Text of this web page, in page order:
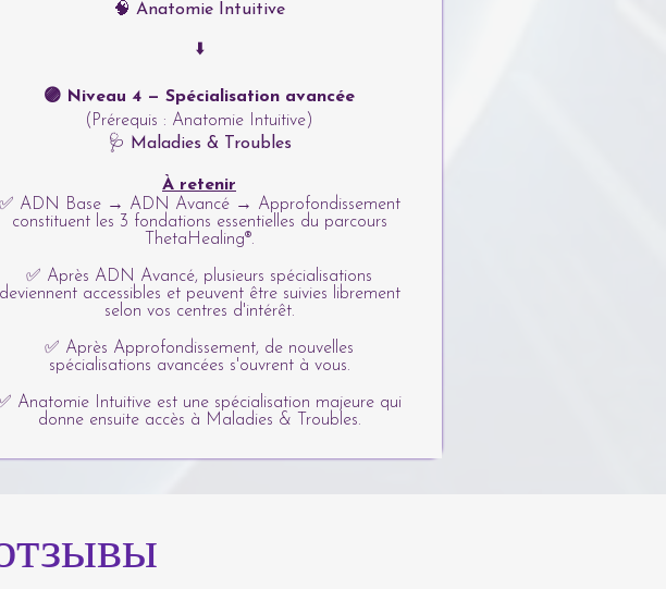
🧠 Anatomie Intuitive
⬇️
🟣 Niveau 4 — Spécialisation avancée
(Prérequis : Anatomie Intuitive)
🩺 Maladies & Troubles
À retenir
✅ ADN Base → ADN Avancé → Approfondissement
constituent les 3 fondations essentielles du parcours
ThetaHealing®.
✅ Après ADN Avancé, plusieurs spécialisations
deviennent accessibles et peuvent être suivies librement
selon vos centres d'intérêt.
✅ Après Approfondissement, de nouvelles
spécialisations avancées s'ouvrent à vous.
Anatomie Intuitive est une spécialisation majeure qui
donne ensuite accès à Maladies & Troubles.